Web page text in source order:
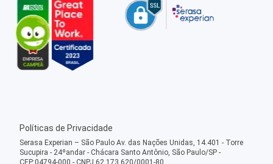
Políticas de Privacidade
Serasa Experian – São Paulo Av. das Nações Unidas, 14.401 - Torre
Sucupira - 24ºandar - Chácara Santo Antônio, São Paulo/SP -
CEP:04794-000 - CNPJ 62.173.620/0001-80